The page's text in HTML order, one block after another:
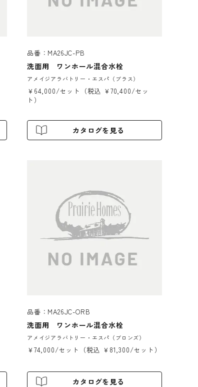
品番：MA26JC-PB
洗面用 ワンホール混合水栓
アメイジアラバトリー・エスパ（ブラス）
￥64,000/セット（税込 ￥70,400/セッ
ト）
カタログを見る
品番：MA26JC-ORB
洗面用 ワンホール混合水栓
アメイジアラバトリー・エスパ（ブロンズ）
￥74,000/セット（税込 ￥81,300/セット）
カタログを見る